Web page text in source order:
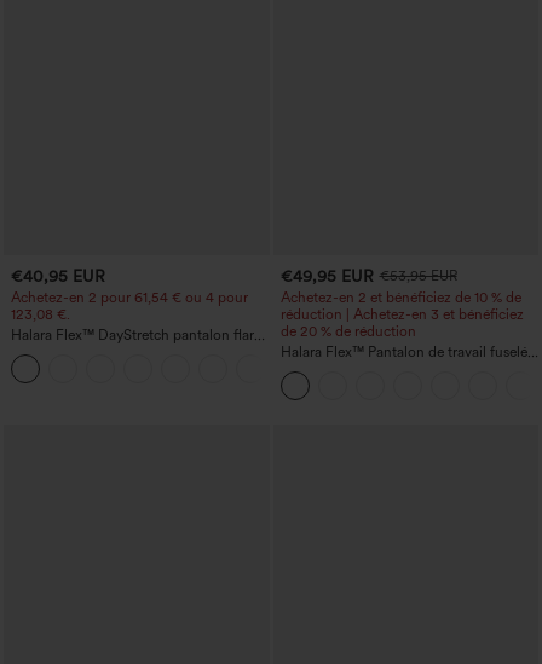
€40,95 EUR
Achetez-en 2 pour 61,54 € ou 4 pour
123,08 €.
Halara Flex™ DayStretch pantalon flare
de travail, taille mi-haute, poche latérale
zippée
€49,95 EUR €53,95 EUR
Achetez-en 2 et bénéficiez de 10 % de
réduction | Achetez-en 3 et bénéficiez
de 20 % de réduction
Halara Flex™ Pantalon de travail fuselé,
uni, taille haute, avec poches